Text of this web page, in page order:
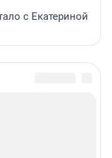
с Екатериной